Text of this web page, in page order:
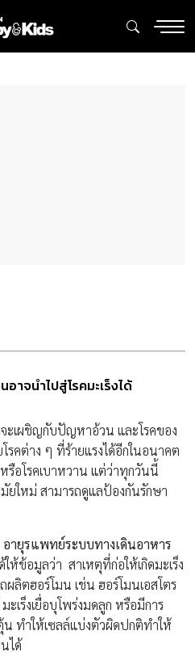
าจนำไปสู่โรคมะเร็งได้
ะเผชิญกับปัญหาอ้วน และโรคของ
รคต่าง ๆ ที่ร้ายแรงได้อีกในอนาคต
หรือโรคเบาหวาน แต่ว่าทุกวันนี้
ยใหม่ สามารถดูแลป้องกันรักษา
ายุรแพทย์ระบบทางเดินอาหาร
ให้ข้อมูลว่า สาเหตุที่ก่อให้เกิดมะเร็ง
ลิตฮอร์โมน เช่น ฮอร์โมนเอสโตร
ะเร็งเยื่อบุโพร่งมดลูก หรือมีการ
ทำให้เซลล์แบ่งตัวผิดปกติทำให้
ได้